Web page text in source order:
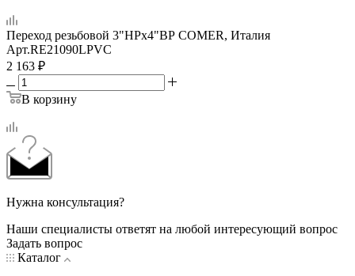
Переход резьбовой 3"НРх4"ВР COMER, Италия
Арт.RE21090LPVC
2 163 ₽
В корзину
Нужна консультация?
Наши специалисты ответят на любой интересующий вопрос
Задать вопрос
Каталог